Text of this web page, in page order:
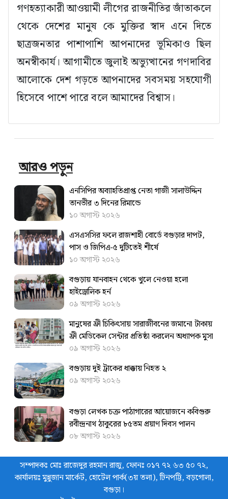
গণহত্যাকারী আওয়ামী লীগের রাজনীতির জাঁতাকলে
থেকে দেশের মানুষ কে মুক্তির স্বাদ এনে দিতে
ছাত্রজনতার পাশাপাশি আপনাদের ভূমিকাও ছিল
অনস্বীকার্য। আগামীতে জুলাই অভ্যুত্থানের গণদাবির
আলোকে দেশ গড়তে আপনাদের সবসময় সহযোগী
হিসেবে পাশে পারে বলে আমাদের বিশ্বাস।
আরও পড়ুন
এনসিপির অব্যাহতিপ্রাপ্ত নেতা গাজী সালাউদ্দিন
তানভীর ৩ দিনের রিমান্ডে
১০ অগাস্ট ২০২৬
এসএসসির ফলে রাজশাহী বোর্ডে বগুড়ার দাপট,
পাস ও জিপিএ-৫ দুটিতেই শীর্ষে
১০ অগাস্ট ২০২৬
বগুড়ায় যানবাহন থেকে খুলে নেওয়া হলো
হাইড্রোলিক হর্ন
০৯ অগাস্ট ২০২৬
মানুষের ফ্রী চিকিৎসায় সারাজীবনের জমানো টাকায়
ফ্রী মেডিকেল সেন্টার প্রতিষ্ঠা করলেন অধ্যাপক মুসা
০৯ অগাস্ট ২০২৬
বগুড়ায় দুই ট্রাকের ধাক্কায় নিহত ২
০৯ অগাস্ট ২০২৬
বগুড়া লেখক চক্র পাঠাগারের আয়োজনে কবিগুরু
রবীন্দ্রনাথ ঠাকুরের ৮৫তম প্রয়াণ দিবস পালন
০৮ অগাস্ট ২০২৬
সম্পাদকঃ মোঃ রাজেদুর রহমান রাজু, ফোনঃ ০১৭ ৭২ ৬৩ ৫০ ৭২,
কার্যালয়ঃ মুন্নুজান মার্কেট, হোটেল পার্ক(৩য় তলা), টিনপট্টি, বড়গোলা,
বগুড়া।